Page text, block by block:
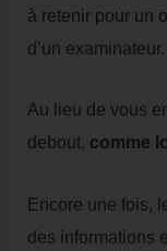
à retenir pour un
d’un examinateur.
Au lieu de vous
debout, comme
Encore une fois,
des informations